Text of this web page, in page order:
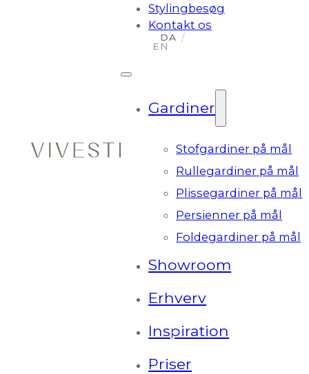
Stylingbesøg
Kontakt os
Gardiner
Stofgardiner på mål
Rullegardiner på mål
Plissegardiner på mål
Persienner på mål
Foldegardiner på mål
Showroom
Erhverv
Inspiration
Priser